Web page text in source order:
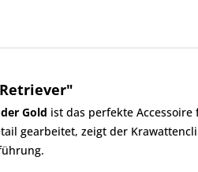
Gold ist das perfekte
gearbeitet, zeigt der